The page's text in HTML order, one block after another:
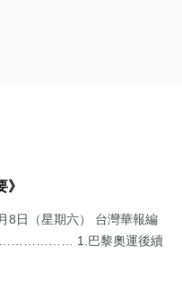
8日（星期六） 台灣華報編
1.​巴黎奧運後續